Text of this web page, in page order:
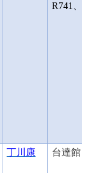
R741
丁川康 台達館